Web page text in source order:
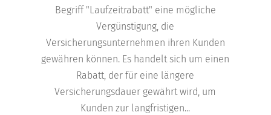
Begriff "Laufzeitrabatt" eine mögliche
Vergünstigung, die
Versicherungsunternehmen ihren Kunden
gewähren können. Es handelt sich um einen
Rabatt, der für eine längere
Versicherungsdauer gewährt wird, um
Kunden zur langfristigen...